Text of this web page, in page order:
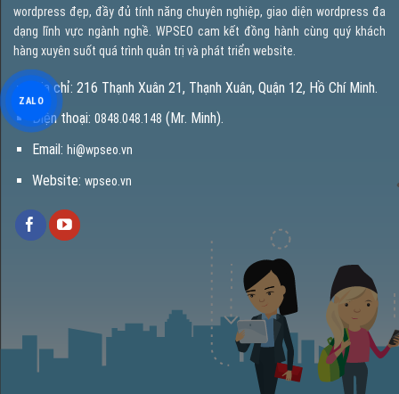
wordpress đẹp, đầy đủ tính năng chuyên nghiệp, giao diện wordpress đa
dạng lĩnh vực ngành nghề. WPSEO cam kết đồng hành cùng quý khách
hàng xuyên suốt quá trình quản trị và phát triển website.
Địa chỉ: 216 Thạnh Xuân 21, Thạnh Xuân, Quận 12, Hồ Chí Minh.
Điện thoại: 0848.048.148 (Mr. Minh).
Email: hi@wpseo.vn
Website: wpseo.vn
ZALO